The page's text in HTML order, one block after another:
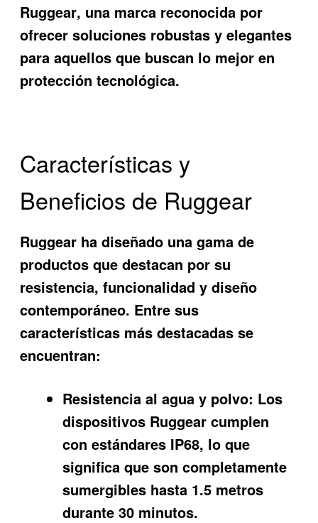
Ruggear, una marca reconocida por
ofrecer soluciones robustas y elegantes
para aquellos que buscan lo mejor en
protección tecnológica.
Características y
Beneficios de Ruggear
Ruggear ha diseñado una gama de
productos que destacan por su
resistencia, funcionalidad y diseño
contemporáneo. Entre sus
características más destacadas se
encuentran:
Resistencia al agua y polvo: Los
dispositivos Ruggear cumplen
con estándares IP68, lo que
significa que son completamente
sumergibles hasta 1.5 metros
durante 30 minutos.